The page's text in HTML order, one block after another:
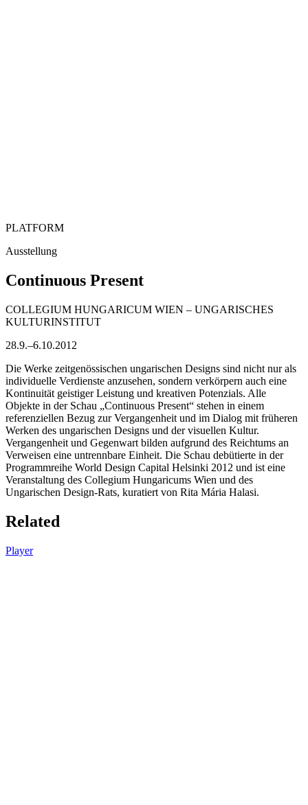
PLATFORM
Ausstellung
Continuous Present
COLLEGIUM HUNGARICUM WIEN – UNGARISCHES
KULTURINSTITUT
28.9.–6.10.2012
Die Werke zeitgenössischen ungarischen Designs sind nicht nur als
individuelle Verdienste anzusehen, sondern verkörpern auch eine
Kontinuität geistiger Leistung und kreativen Potenzials. Alle
Objekte in der Schau „Continuous Present“ stehen in einem
referenziellen Bezug zur Vergangenheit und im Dialog mit früheren
Werken des ungarischen Designs und der visuellen Kultur.
Vergangenheit und Gegenwart bilden aufgrund des Reichtums an
Verweisen eine untrennbare Einheit. Die Schau debütierte in der
Programmreihe World Design Capital Helsinki 2012 und ist eine
Veranstaltung des Collegium Hungaricums Wien und des
Ungarischen Design-Rats, kuratiert von Rita Mária Halasi.
Related
Player